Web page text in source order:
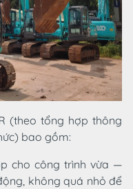
(theo tổng hợp thông
bao gồm:
cho công trình vừa —
không quá nhỏ để